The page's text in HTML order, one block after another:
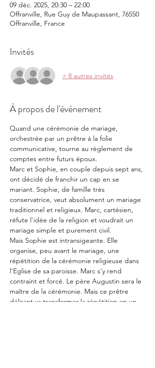
09 déc. 2025, 20:30 – 22:00
Offranville, Rue Guy de Maupassant, 76550
Offranville, France
Invités
+ 8 autres invités
À propos de l'événement
Quand une cérémonie de mariage,
orchestrée par un prêtre à la folie
communicative, tourne au règlement de
comptes entre futurs époux.
Marc et Sophie, en couple depuis sept ans,
ont décidé de franchir un cap en se
mariant. Sophie, de famille très
conservatrice, veut absolument un mariage
traditionnel et religieux. Marc, cartésien,
réfute l'idée de la religion et voudrait un
mariage simple et purement civil.
Mais Sophie est intransigeante. Elle
organise, peu avant le mariage, une
répétition de la cérémonie religieuse dans
l'Eglise de sa paroisse. Marc s'y rend
contraint et forcé. Le père Augustin sera le
maître de la cérémonie. Mais ce prêtre
délirant va transformer la répétition en un